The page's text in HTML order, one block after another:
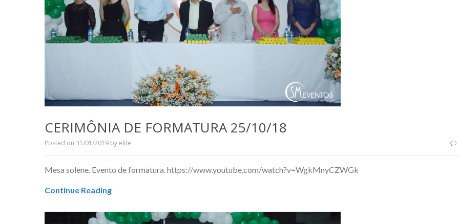
CERIMÔNIA DE FORMATURA 25/10/18
Posted on 31/01/2019 by elite
Mesa solene. Evento de formatura. https://www.youtube.com/watch?v=WgkMnyCZWGk
Continue Reading